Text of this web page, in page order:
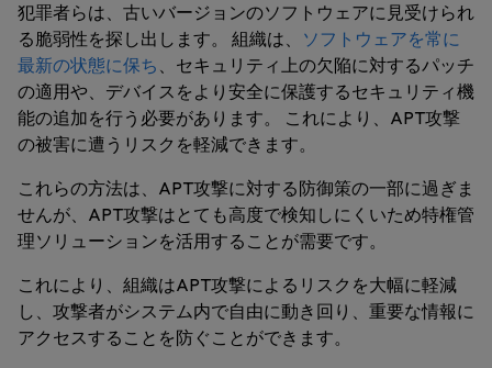
犯罪者らは、古いバージョンのソフトウェアに見受けられ
る脆弱性を探し出します。 組織は、 ソフトウェアを常に
最新の状態に保ち 、セキュリティ上の欠陥に対するパッチ
の適用や、デバイスをより安全に保護するセキュリティ機
能の追加を行う必要があります。 これにより、APT攻撃
の被害に遭うリスクを軽減できます。
これらの方法は、APT攻撃に対する防御策の一部に過ぎま
せんが、APT攻撃はとても高度で検知しにくいため特権管
理ソリューションを活用することが需要です。
これにより、組織はAPT攻撃によるリスクを大幅に軽減
し、攻撃者がシステム内で自由に動き回り、重要な情報に
アクセスすることを防ぐことができます。